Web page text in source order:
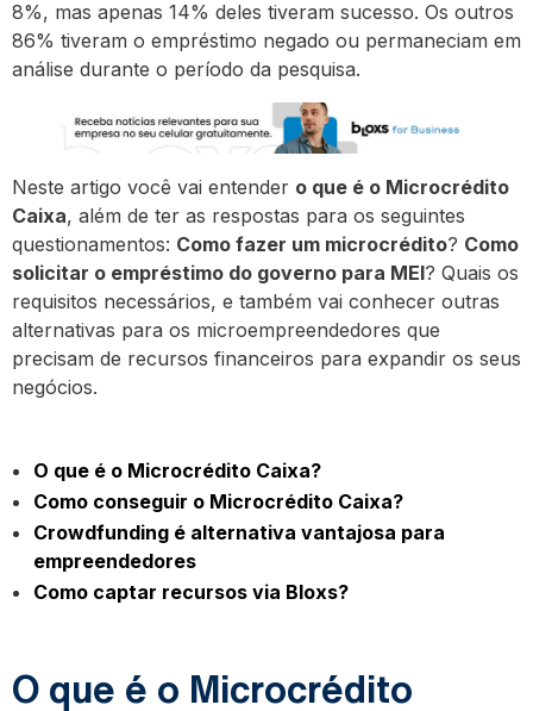
8%, mas apenas 14% deles tiveram sucesso. Os outros
86% tiveram o empréstimo negado ou permaneciam em
análise durante o período da pesquisa.
Neste artigo você vai entender o que é o Microcrédito
Caixa, além de ter as respostas para os seguintes
questionamentos: Como fazer um microcrédito? Como
solicitar o empréstimo do governo para MEI? Quais os
requisitos necessários, e também vai conhecer outras
alternativas para os microempreendedores que
precisam de recursos financeiros para expandir os seus
negócios.
O que é o Microcrédito Caixa?
Como conseguir o Microcrédito Caixa?
Crowdfunding é alternativa vantajosa para
empreendedores
Como captar recursos via Bloxs?
O que é o Microcrédito